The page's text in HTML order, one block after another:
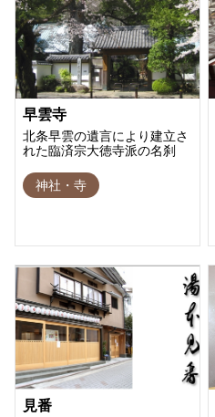
早雲寺
北条早雲の遺言により建立さ
れた臨済宗大徳寺派の名刹
神社・寺
見番